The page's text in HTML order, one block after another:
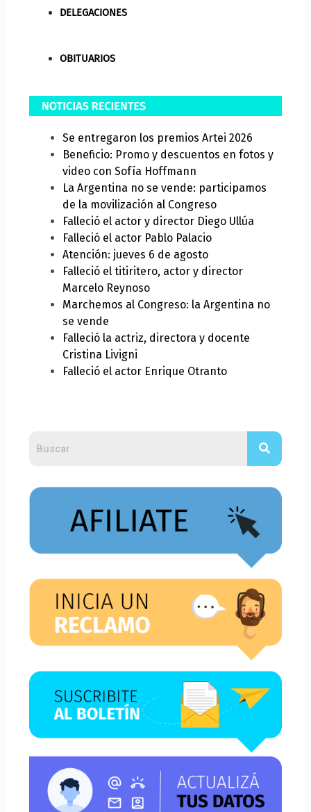
DELEGACIONES
OBITUARIOS
Se entregaron los premios Artei 2026
Beneficio: Promo y descuentos en fotos y
video con Sofía Hoffmann
La Argentina no se vende: participamos
de la movilización al Congreso
Falleció el actor y director Diego Ullúa
Falleció el actor Pablo Palacio
Atención: jueves 6 de agosto
Falleció el titiritero, actor y director
Marcelo Reynoso
Marchemos al Congreso: la Argentina no
se vende
Falleció la actriz, directora y docente
Cristina Livigni
Falleció el actor Enrique Otranto